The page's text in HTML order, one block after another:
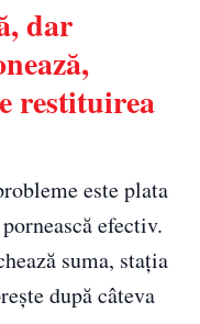
dar
restituirea
este plata
efectiv.
suma, stația
după câteva